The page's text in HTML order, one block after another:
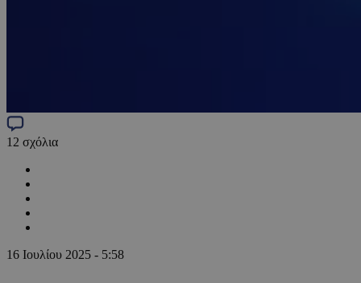
12 σχόλια
16 Ιουλίου 2025 - 5:58